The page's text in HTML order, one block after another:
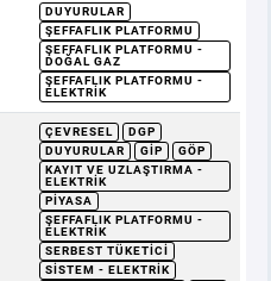
DUYURULAR
ŞEFFAFLIK PLATFORMU
ŞEFFAFLIK PLATFORMU -
DOĞAL GAZ
ŞEFFAFLIK PLATFORMU -
ELEKTRIK
ÇEVRESEL
DGP
DUYURULAR
GİP
GÖP
KAYIT VE UZLAŞTIRMA -
ELEKTRIK
PIYASA
ŞEFFAFLIK PLATFORMU -
ELEKTRIK
SERBEST TÜKETICI
SISTEM - ELEKTRIK